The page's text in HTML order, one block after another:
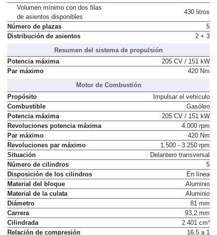
Volúmenes de maletero
Volumen mínimo con dos filas
de asientos disponibles
Número de plazas
5
Resumen del sistema de propulsión
Potencia máxima
205 CV / 151 kW
Motor de Combustión
Propósito
Impulsar el vehículo
Combustible
Gasóleo
Potencia máxima
205 CV / 151 kW
Revoluciones potencia máxima
4.000 rpm
Par máximo
420 Nm
Revoluciones par máximo
1.500 - 3.250 rpm
Situación
Delantero transversal
Número de cilindros
5
Disposición de los cilindros
En línea
Material del bloque
Aluminio
Material de la culata
Aluminio
Diámetro
81 mm
Carrera
93,2 mm
Cilindrada
2.401 cm³